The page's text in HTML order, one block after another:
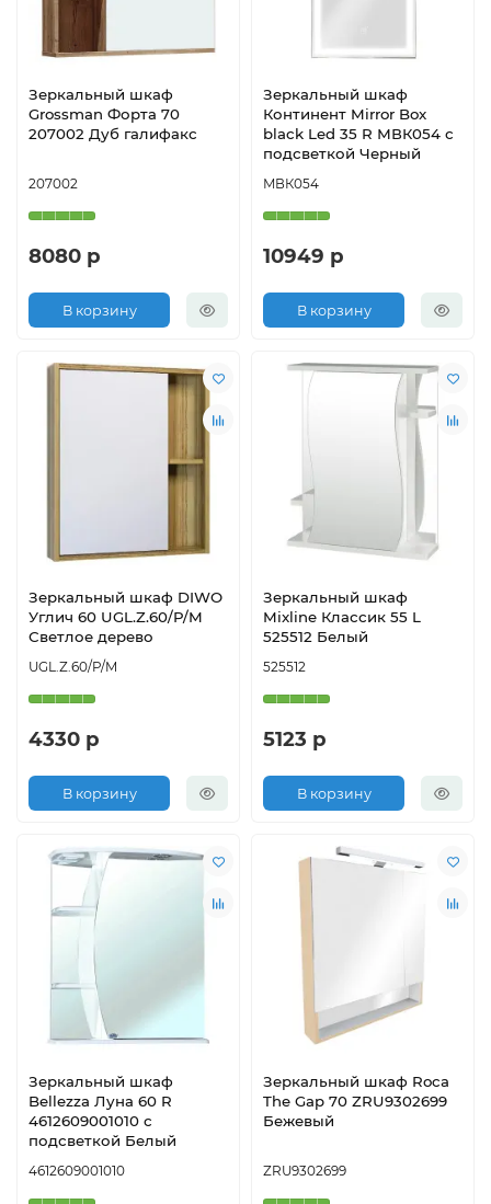
Зеркальный шкаф
Grossman Форта 70
207002 Дуб галифакс
207002
8080 р
В корзину
Зеркальный шкаф
Континент Mirror Box
black Led 35 R МВК054 с
подсветкой Черный
МВК054
10949 р
В корзину
Зеркальный шкаф DIWO
Углич 60 UGL.Z.60/P/M
Светлое дерево
UGL.Z.60/P/M
4330 р
В корзину
Зеркальный шкаф
Mixline Классик 55 L
525512 Белый
525512
5123 р
В корзину
Зеркальный шкаф
Bellezza Луна 60 R
4612609001010 с
подсветкой Белый
4612609001010
Зеркальный шкаф Roca
The Gap 70 ZRU9302699
Бежевый
ZRU9302699